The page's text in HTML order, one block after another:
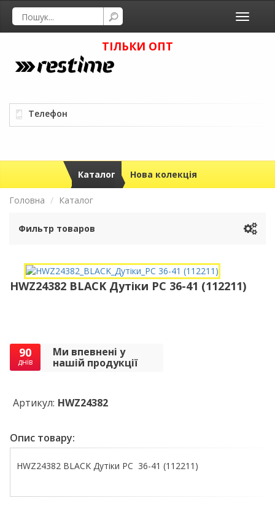
Toggle
ТІЛЬКИ ОПТ
Телефон
Каталог Нова колекція
Головна Каталог
Фильтр товаров
HWZ24382 BLACK Дутіки РС 36-41 (112211)
90
днів
Ми впевнені у
нашій продукції
Артикул: HWZ24382
Опис товару:
HWZ24382 BLACK Дутіки РС 36-41 (112211)